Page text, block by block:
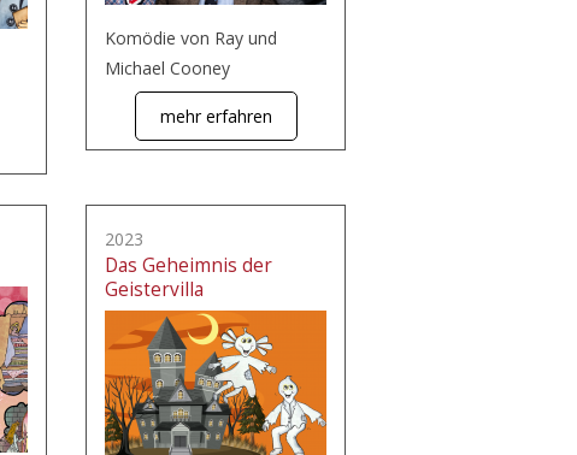
Komödie von Ray und
Michael Cooney
mehr erfahren
2023
Das Geheimnis der
Geistervilla